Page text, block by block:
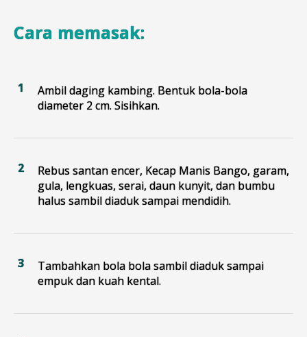
Cara memasak:
Ambil daging kambing. Bentuk bola-bola
diameter 2 cm. Sisihkan.
Rebus santan encer, Kecap Manis Bango, garam,
gula, lengkuas, serai, daun kunyit, dan bumbu
halus sambil diaduk sampai mendidih.
Tambahkan bola bola sambil diaduk sampai
empuk dan kuah kental.